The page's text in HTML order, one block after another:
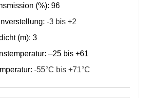
(%): 96
-3 bis +2
(m): 3
–25 bis +61
-55°C bis +71°C